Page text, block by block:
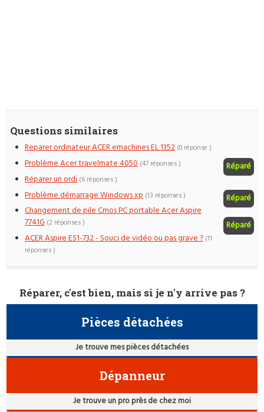
Questions similaires
Reparer ordinateur ACER emachines EL 1352 (0 réponse )
Problème Acer travelmate 4050 Réparé
(47 réponses )
Réparer un ordi (6 réponses )
Problème démarrage Windows xp Réparé
(13 réponses )
Changement de pile Cmos PC portable Acer Aspire
7741G
Réparé
(2 réponses )
ACER Aspire ES1-732 - Souci de vidéo ou pas grave ? (11
réponses )
Réparer, c'est bien, mais si je n'y arrive pas ?
Pièces détachées
Je trouve mes pièces détachées
Dépanneur
Je trouve un pro près de chez moi